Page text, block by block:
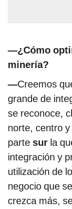
—¿Cómo
minería?
—Creemos
grande de
se reconoce,
norte, centro
parte sur la
integración y
utilización de
negocio que
crezca más,